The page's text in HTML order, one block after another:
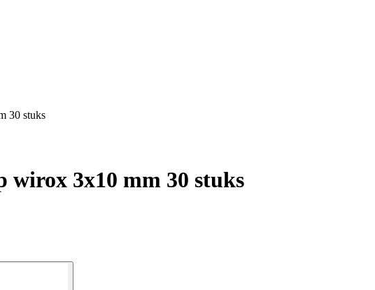
30 stuks
wirox 3x10 mm 30 stuks